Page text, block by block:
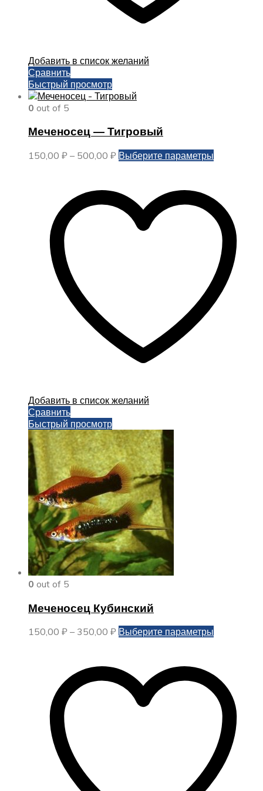
Добавить в список желаний
Сравнить
Быстрый просмотр
0 out of 5
Меченосец — Тигровый
150,00 ₽ – 500,00 ₽ Диапазон
–
500,00 ₽
Выберите параметры
вариаций.
Опции
можно
выбрать
на
странице
товара.
Добавить в список желаний
Сравнить
Быстрый просмотр
0 out of 5
Меченосец Кубинский
150,00 ₽ – 350,00 ₽ Диапазон
–
350,00 ₽
Выберите параметры
вариаций.
Опции
можно
выбрать
на
странице
товара.